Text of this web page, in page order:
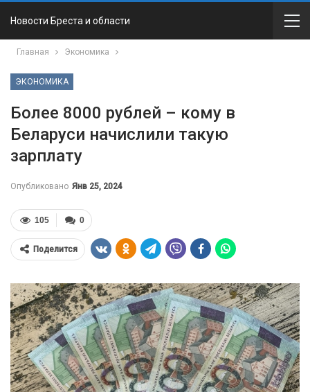
Новости Бреста и области
Главная Экономика
ЭКОНОМИКА
Более 8000 рублей – кому в
Беларуси начислили такую
зарплату
Опубликовано Янв 25, 2024
0
105
Поделится